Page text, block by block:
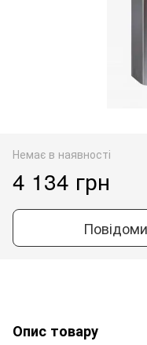
Немає в наявності
4 134 грн
Опис товару